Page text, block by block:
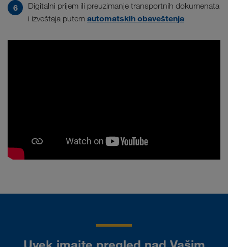
Digitalni prijem ili preuzimanje transportnih dokumenata
i izveštaja putem automatskih obaveštenja